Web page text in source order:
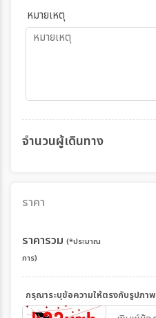
หมายเหตุ
จำนวนผู้เดินทาง
ราคา
ราคารวม (*ประมาณ
การ)
กรุณาระบุข้อความให้ตรงกับรูปภาพ